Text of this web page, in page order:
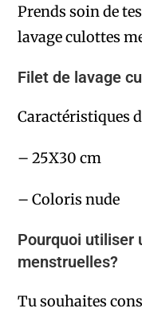
Prends soin de
lavage culottes
Filet de lavage
Caractéristiques
– 25X30 cm
– Coloris nude
Pourquoi utiliser
menstruelles?
Tu souhaites